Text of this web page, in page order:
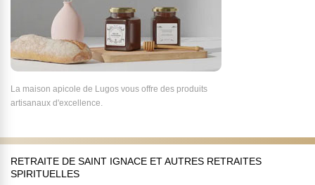
La maison apicole de Lugos vous offre des produits
artisanaux d'excellence.
RETRAITE DE SAINT IGNACE ET AUTRES RETRAITES
SPIRITUELLES